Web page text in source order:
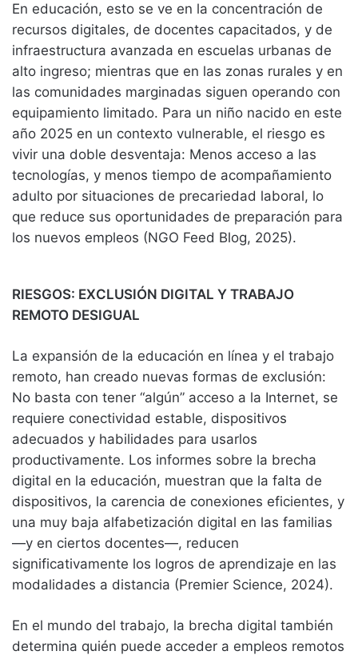
En educación, esto se ve en la concentración de
recursos digitales, de docentes capacitados, y de
infraestructura avanzada en escuelas urbanas de
alto ingreso; mientras que en las zonas rurales y en
las comunidades marginadas siguen operando con
equipamiento limitado. Para un niño nacido en este
año 2025 en un contexto vulnerable, el riesgo es
vivir una doble desventaja: Menos acceso a las
tecnologías, y menos tiempo de acompañamiento
adulto por situaciones de precariedad laboral, lo
que reduce sus oportunidades de preparación para
los nuevos empleos (NGO Feed Blog, 2025).
RIESGOS: EXCLUSIÓN DIGITAL Y TRABAJO
REMOTO DESIGUAL
La expansión de la educación en línea y el trabajo
remoto, han creado nuevas formas de exclusión:
No basta con tener “algún” acceso a la Internet, se
requiere conectividad estable, dispositivos
adecuados y habilidades para usarlos
productivamente. Los informes sobre la brecha
digital en la educación, muestran que la falta de
dispositivos, la carencia de conexiones eficientes, y
una muy baja alfabetización digital en las familias
—y en ciertos docentes—, reducen
significativamente los logros de aprendizaje en las
modalidades a distancia (Premier Science, 2024).
En el mundo del trabajo, la brecha digital también
determina quién puede acceder a empleos remotos